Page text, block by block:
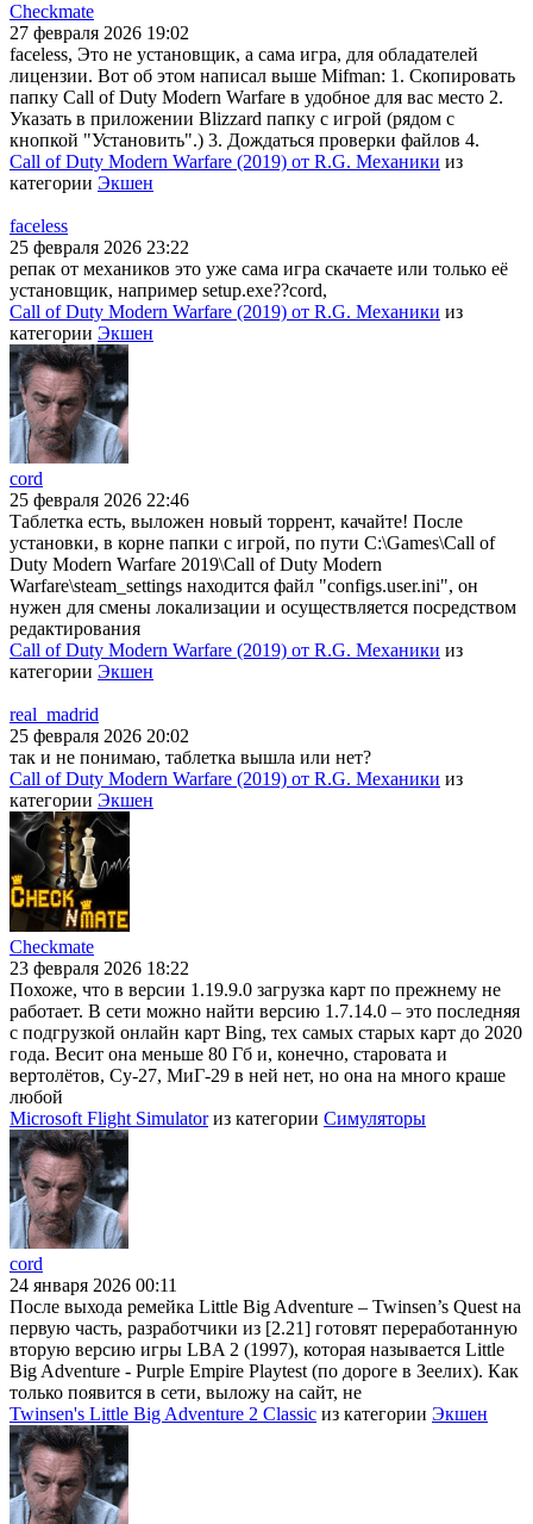
Checkmate
27 февраля 2026 19:02
faceless, Это не установщик, а сама игра, для обладателей
лицензии. Вот об этом написал выше Mifman: 1. Скопировать
папку Call of Duty Modern Warfare в удобное для вас место 2.
Указать в приложении Blizzard папку с игрой (рядом с
кнопкой "Установить".) 3. Дождаться проверки файлов 4.
Call of Duty Modern Warfare (2019) от R.G. Механики из
категории Экшен
faceless
25 февраля 2026 23:22
репак от механиков это уже сама игра скачаете или только её
установщик, например setup.exe??cord,
Call of Duty Modern Warfare (2019) от R.G. Механики из
категории Экшен
cord
25 февраля 2026 22:46
Таблетка есть, выложен новый торрент, качайте! После
установки, в корне папки с игрой, по пути C:\Games\Call of
Duty Modern Warfare 2019\Call of Duty Modern
Warfare\steam_settings находится файл "configs.user.ini", он
нужен для смены локализации и осуществляется посредством
редактирования
Call of Duty Modern Warfare (2019) от R.G. Механики из
категории Экшен
real_madrid
25 февраля 2026 20:02
так и не понимаю, таблетка вышла или нет?
Call of Duty Modern Warfare (2019) от R.G. Механики из
категории Экшен
Checkmate
23 февраля 2026 18:22
Похоже, что в версии 1.19.9.0 загрузка карт по прежнему не
работает. В сети можно найти версию 1.7.14.0 – это последняя
с подгрузкой онлайн карт Bing, тех самых старых карт до 2020
года. Весит она меньше 80 Гб и, конечно, старовата и
вертолётов, Су-27, МиГ-29 в ней нет, но она на много краше
любой
Microsoft Flight Simulatorиз категории Симуляторы
cord
24 января 2026 00:11
После выхода ремейка Little Big Adventure – Twinsen’s Quest на
первую часть, разработчики из [2.21] готовят переработанную
вторую версию игры LBA 2 (1997), которая называется Little
Big Adventure - Purple Empire Playtest (по дороге в Зеелих). Как
только появится в сети, выложу на сайт, не
Twinsen's Little Big Adventure 2 Classic из категории Экшен